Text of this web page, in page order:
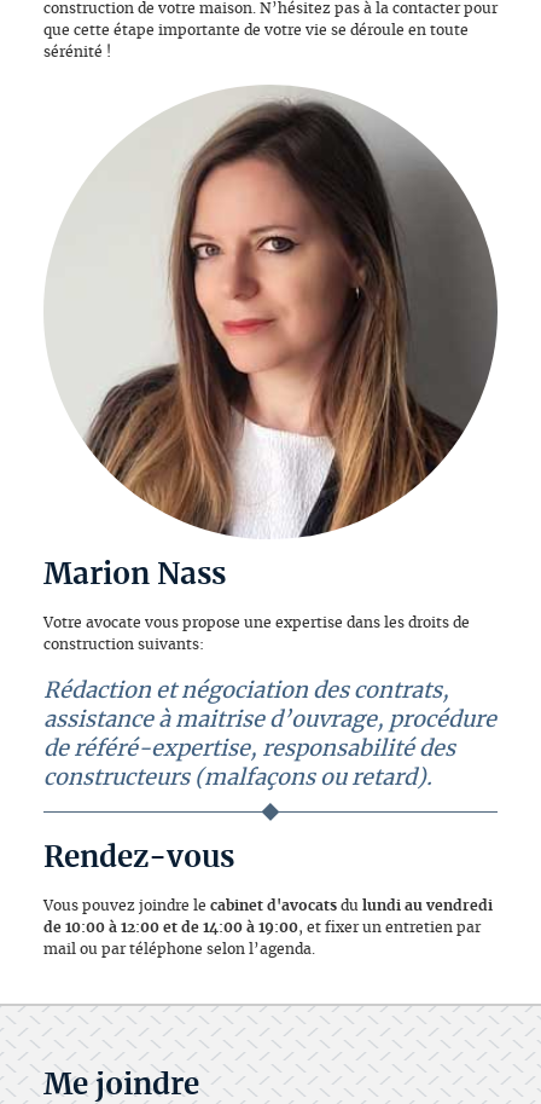
construction de votre maison. N’hésitez pas à la contacter pour
que cette étape importante de votre vie se déroule en toute
sérénité !
Marion Nass
Votre avocate vous propose une expertise dans les droits de
construction suivants:
Rédaction et négociation des contrats,
assistance à maitrise d’ouvrage, procédure
de référé-expertise, responsabilité des
constructeurs (malfaçons ou retard).
Rendez-vous
Vous pouvez joindre le cabinet d'avocats du
lundi au vendredi
de 10:00 à 12:00 et de 14:00 à 19:00, et fixer un entretien par
mail ou par téléphone selon l’agenda.
Me joindre